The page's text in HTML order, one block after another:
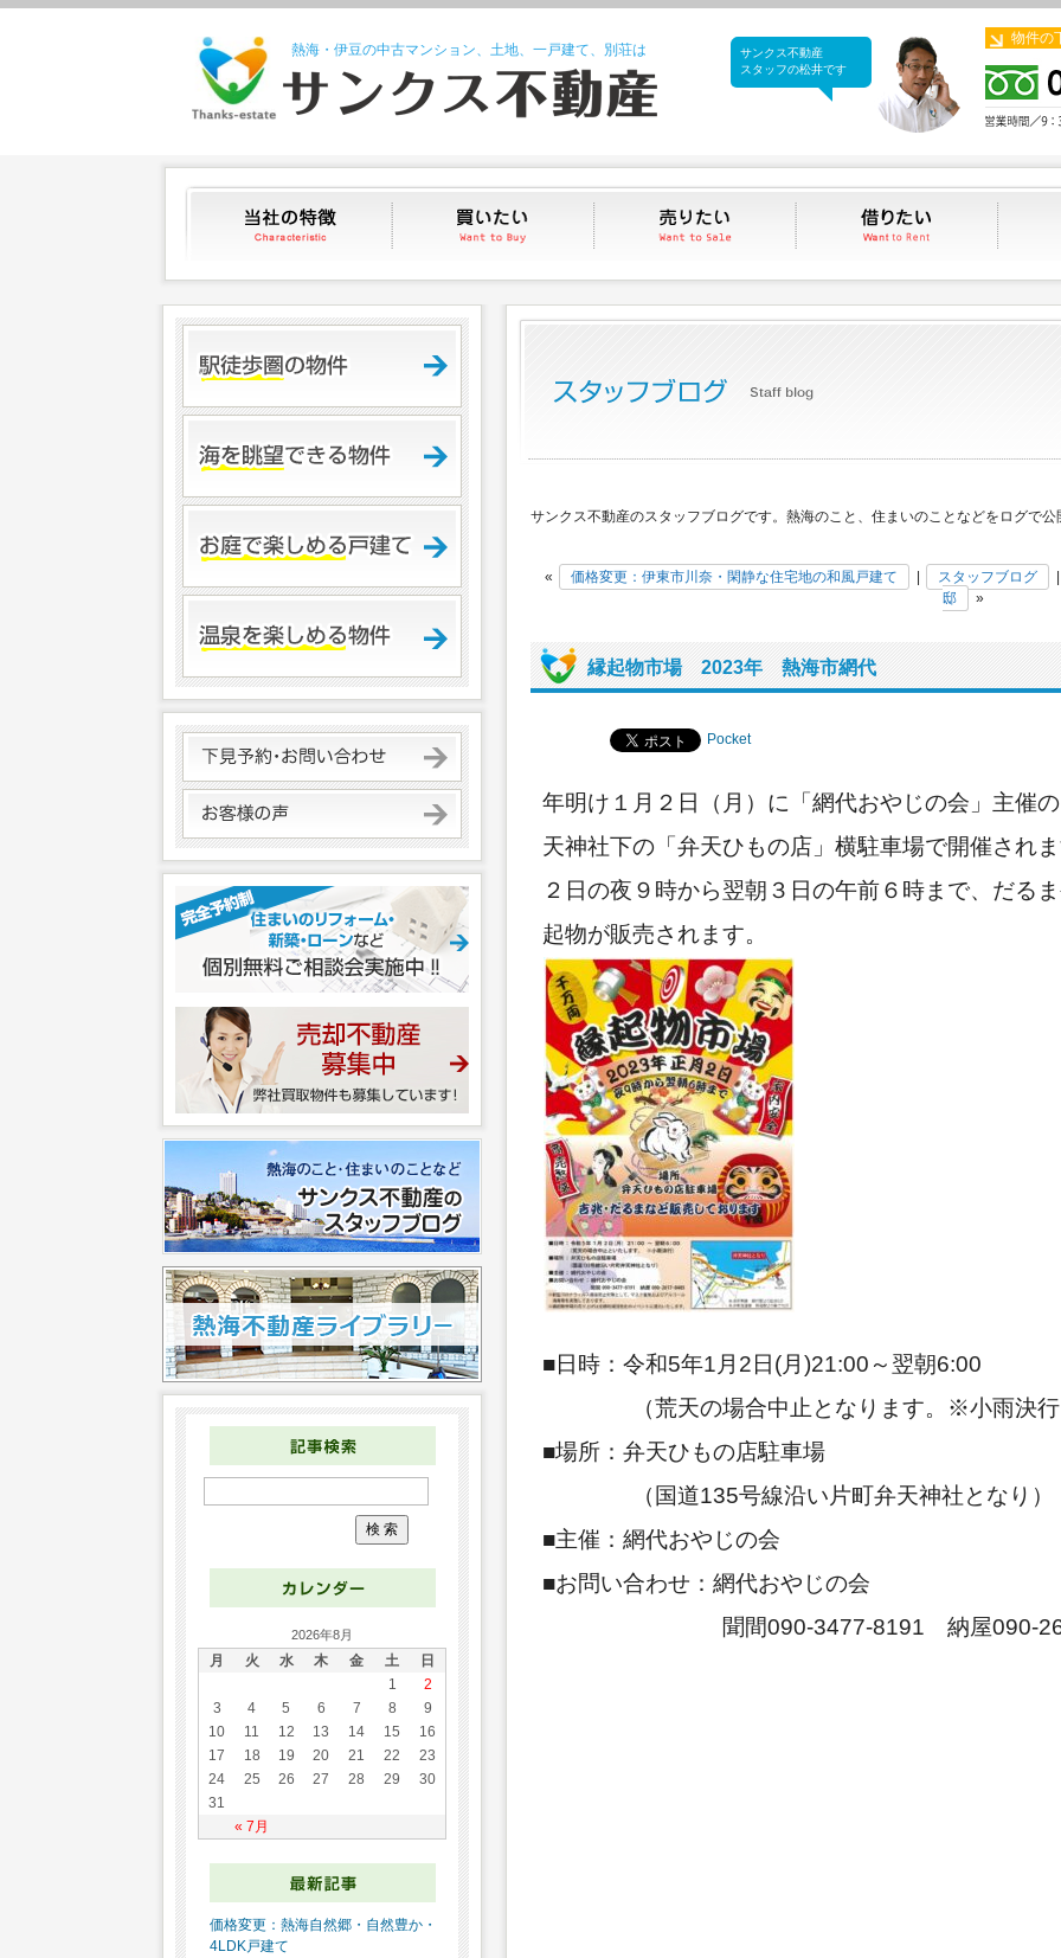
熱海・伊豆の中古マンション、土地、一戸建て、別荘は
サンクス不動産
サンクス不動産
スタッフの松井です
物件の
当社の特徴 買いたい 売りたい 借りたい
サンクス不動産のスタッフブログです。熱海のこと、住まいのことなどをログで公
« 価格変更：伊東市川奈・閑静な住宅地の和風戸建て スタッフブログ
邸
»
縁起物市場 2023年 熱海市網代
Pocket
年明け１月２日（月）に「網代おやじの会」主催
天神社下の「弁天ひもの店」横駐車場で開催され
２日の夜９時から翌朝３日の午前６時まで、だる
起物が販売されます。
■日時：令和5年1月2日(月)21:00～翌朝6:00
（荒天の場合中止となります。※小雨決行
■場所：弁天ひもの店駐車場
（国道135号線沿い片町弁天神社となり）
■主催：網代おやじの会
■お問い合わせ：網代おやじの会
聞間090-3477-8191 納屋090-
2026年8月
月 火 水 木 金 土 日
« 7月
1
2
3
4 5 6 7 8
9
10
11 12 13 14 15
16
17
18 19 20 21 22
23
24
25 26 27 28 29
30
31
価格変更：熱海自然郷・自然豊か・
4LDK戸建て